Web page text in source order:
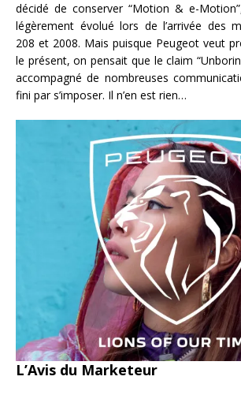
décidé de conserver “Motion & e-
légèrement évolué lors de l’arrivée des
208 et 2008. Mais puisque Peugeot veut
le présent, on pensait que le claim
accompagné de nombreuses
fini par s’imposer. Il n’en est rien…
L’Avis du Marketeur